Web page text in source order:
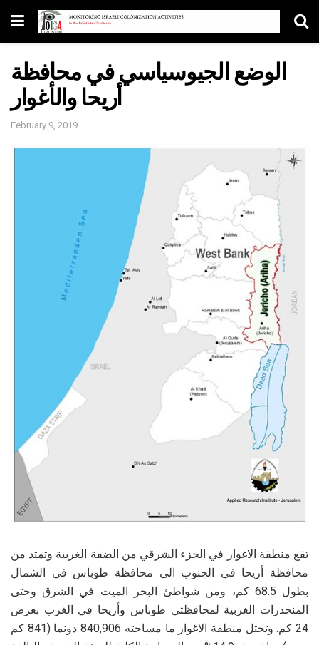
الوضع الجيوسياسي في محافظة
أريحا والأغوار
February 9, 2019
تقع منطقة الاغوار في الجزء الشرقي من الضفة الغربية وتمتد من
محافظة أريحا في الجنوب الى محافظة طوباس في الشمال
بطول 68.5 كم، ومن شواطئ البحر الميت في الشرق وحتى
المنحدرات الغربية لمحافظتي طوباس وأريحا في الغرب بعرض
24 كم. وتحتل منطقة الاغوار ما مساحته 840,906 دونما (841 كم